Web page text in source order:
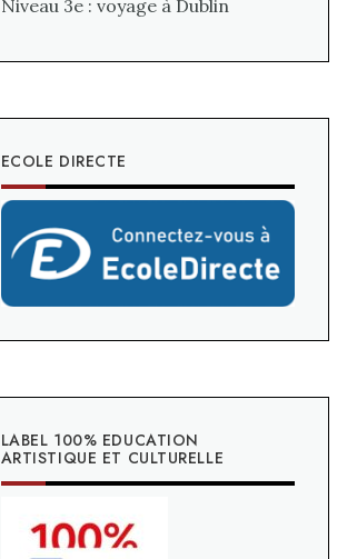
Niveau 3e : voyage à Dublin
ECOLE DIRECTE
LABEL 100% EDUCATION
ARTISTIQUE ET CULTURELLE